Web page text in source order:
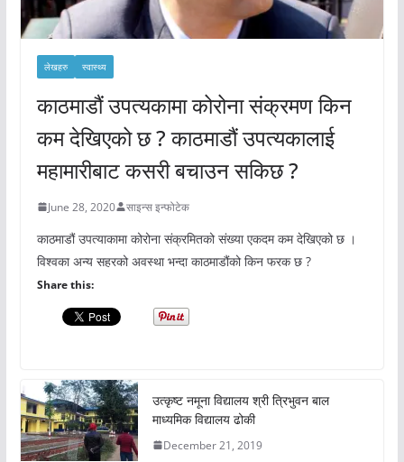
लेखहरु स्वास्थ्य
काठमाडौं उपत्यकामा कोरोना संक्रमण किन
कम देखिएको छ ? काठमाडौं उपत्यकालाई
महामारीबाट कसरी बचाउन सकिछ ?
June 28, 2020 साइन्स इन्फोटेक
काठमाडौं उपत्याकामा कोरोना संक्रमितको संख्या एकदम कम देखिएको छ ।
विश्वका अन्य सहरको अवस्था भन्दा काठमाडौंको किन फरक छ ?
Share this:
उत्कृष्ट नमूना विद्यालय श्री त्रिभुवन बाल
माध्यमिक विद्यालय ढोकी
December 21, 2019